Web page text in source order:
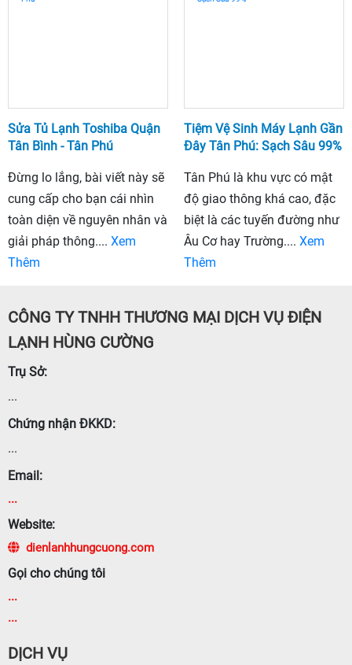
Sửa Tủ Lạnh Toshiba Quận
Tân Bình - Tân Phú
Đừng lo lắng, bài viết này sẽ
cung cấp cho bạn cái nhìn
toàn diện về nguyên nhân và
giải pháp thông.... Xem
Thêm
Tiệm Vệ Sinh Máy Lạnh Gần
Đây Tân Phú: Sạch Sâu 99%
Tân Phú là khu vực có mật
độ giao thông khá cao, đặc
biệt là các tuyến đường như
Âu Cơ hay Trường.... Xem
Thêm
CÔNG TY TNHH THƯƠNG MẠI DỊCH VỤ ĐIỆN
LẠNH HÙNG CƯỜNG
Trụ Sở:
...
Chứng nhận ĐKKD:
...
Email:
...
Website:
dienlanhhungcuong.com
Gọi cho chúng tôi
...
...
DỊCH VỤ